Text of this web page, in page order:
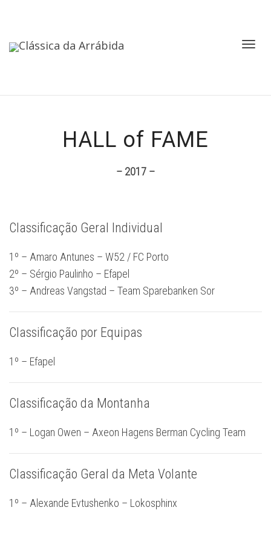
HALL of FAME
– 2017 –
Classificação Geral Individual
1º – Amaro Antunes – W52 / FC Porto
2º – Sérgio Paulinho – Efapel
3º – Andreas Vangstad – Team Sparebanken Sor
Classificação por Equipas
1º – Efapel
Classificação da Montanha
1º – Logan Owen – Axeon Hagens Berman Cycling Team
Classificação Geral da Meta Volante
1º – Alexande Evtushenko – Lokosphinx